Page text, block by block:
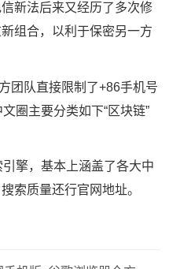
新法后来又经历了多次修
组合，以利于保密另一方
团队直接限制了+86手机号
圈主要分类如下“区块链”
引擎，基本上涵盖了各大中
索质量还行官网地址。